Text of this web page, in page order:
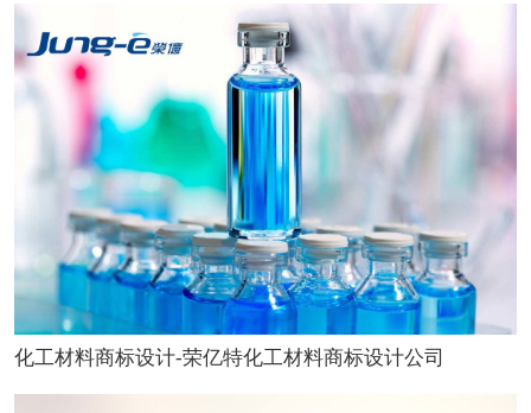
化工材料商标设计-荣亿特化工材料商标设计公司